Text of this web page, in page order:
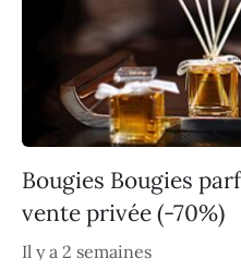
Bougies Bougies
vente privée (-70%)
Il y a 2 semaines